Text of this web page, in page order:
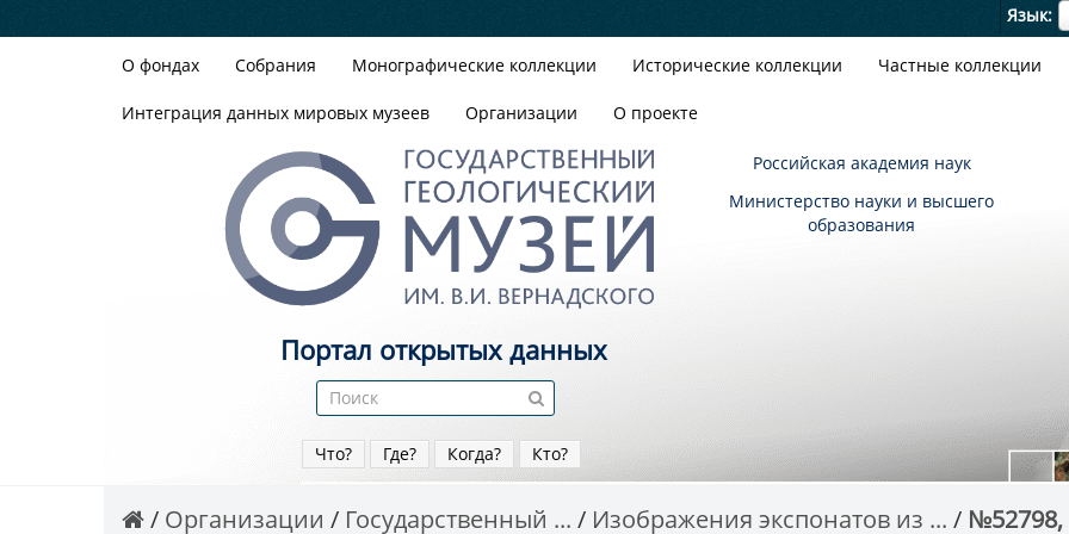
Язык
О фондах Собрания Монографические коллекции Исторические коллекции Частные коллекции
Интеграция данных мировых музеев Организации О проекте
Российская академия наук
Министерство науки и высшего
образования
Портал открытых данных
Что? Где? Когда? Кто?
Организации Государственный ... Изображения экспонатов из ...